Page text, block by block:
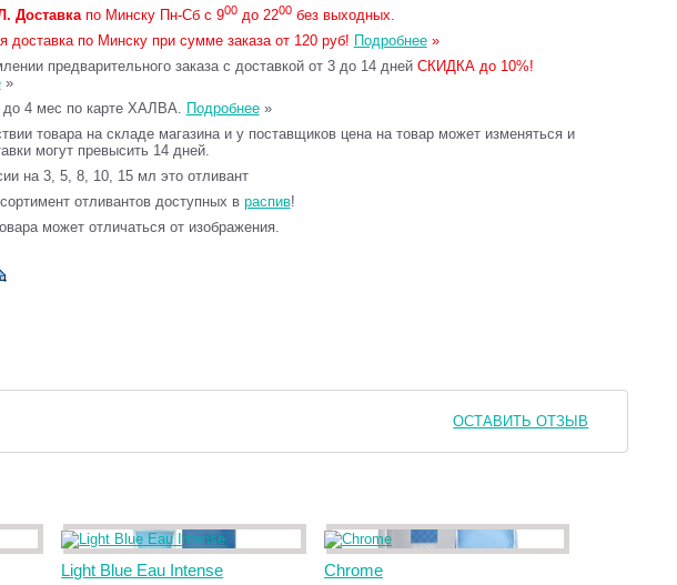
Доставкапо Минску Пн-Сб с 900до 2200без выходных.
доставка по Минску при сумме заказа от 120 руб! Подробнее»
предварительного заказа с доставкой от 3 до 14 дней СКИДКА до 10%!
»
до 4 мес по карте ХАЛВА. Подробнее»
товара на складе магазина и у поставщиков цена на товар может изменяться и
могут превысить 14 дней.
на 3, 5, 8, 10, 15 мл это отливант
отливантов доступных в распив!
может отличаться от изображения.
ОСТАВИТЬ ОТЗЫВ
Light Blue Eau Intense Chrome